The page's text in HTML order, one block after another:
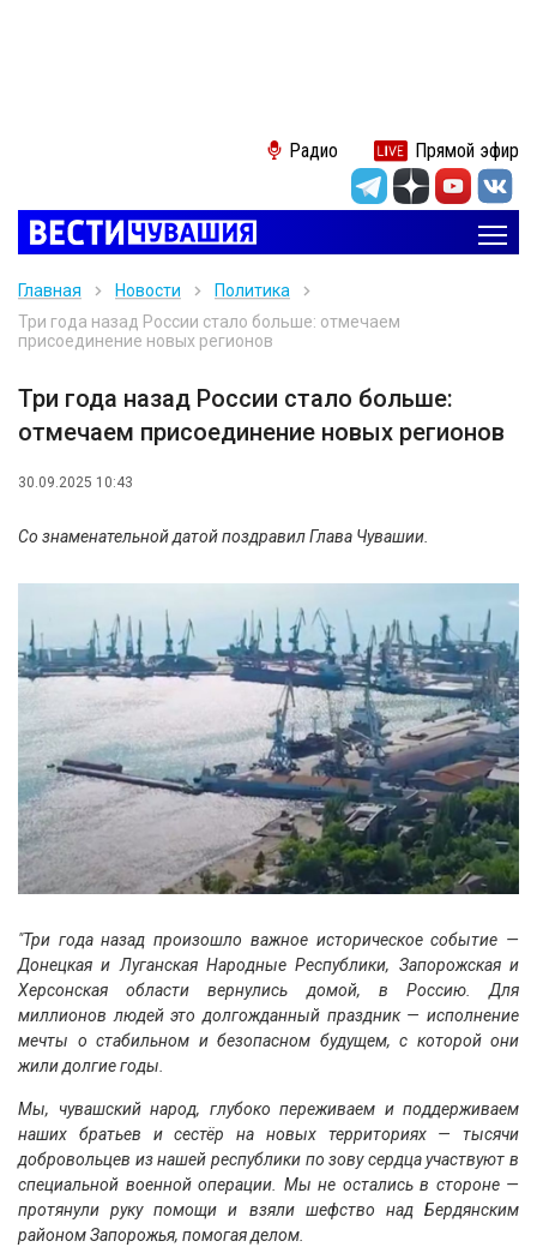
Радио Прямой эфир
Главная Новости
Политика
Три года назад России стало больше: отмечаем
присоединение новых регионов
Три года назад России стало больше:
отмечаем присоединение новых регионов
30.09.2025 10:43
Со знаменательной датой поздравил Глава Чувашии.
"Три года назад произошло важное историческое событие —
Донецкая и Луганская Народные Республики, Запорожская и
Херсонская области вернулись домой, в Россию. Для
миллионов людей это долгожданный праздник — исполнение
мечты о стабильном и безопасном будущем, с которой они
жили долгие годы.
Мы, чувашский народ, глубоко переживаем и поддерживаем
наших братьев и сестёр на новых территориях — тысячи
добровольцев из нашей республики по зову сердца участвуют в
специальной военной операции. Мы не остались в стороне —
протянули руку помощи и взяли шефство над Бердянским
районом Запорожья, помогая делом.